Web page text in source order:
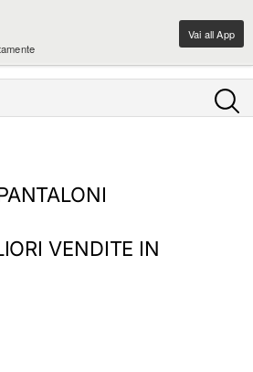
Vai all App
shopping parla italiano
VENDITE IN